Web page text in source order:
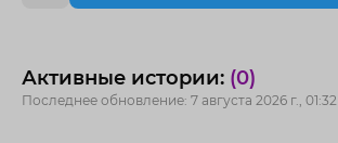
Активные истории: (0)
Последнее обновление: 7 августа 2026 г., 01:32